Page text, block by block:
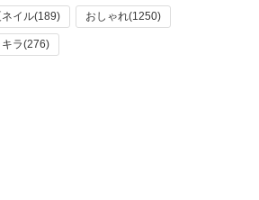
ネイル(189) おしゃれ(1250)
キラ(276)